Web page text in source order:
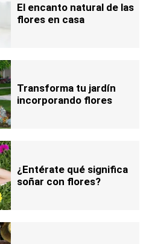
El encanto natural de las
flores en casa
Transforma tu jardín
incorporando flores
¿Entérate qué significa
soñar con flores?